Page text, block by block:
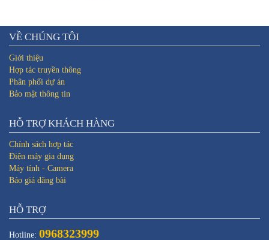
VỀ CHÚNG TÔI
Giới thiệu
Hợp tác truyền thông
Phân phối dự án
Bảo mật thông tin
HỖ TRỢ KHÁCH HÀNG
Chính sách hợp tác
Điện máy gia dụng
Máy tính - Camera
Báo giá đăng bài
HỖ TRỢ
Hotline: 0968323999